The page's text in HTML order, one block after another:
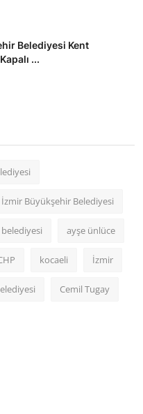
Belediyesi Kent
...
İzmir Büyükşehir Belediyesi
ayşe ünlüce
kocaeli İzmir
Cemil Tugay